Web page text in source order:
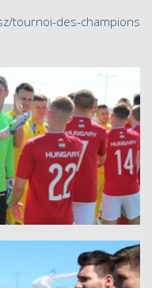
tournoi-des-champions